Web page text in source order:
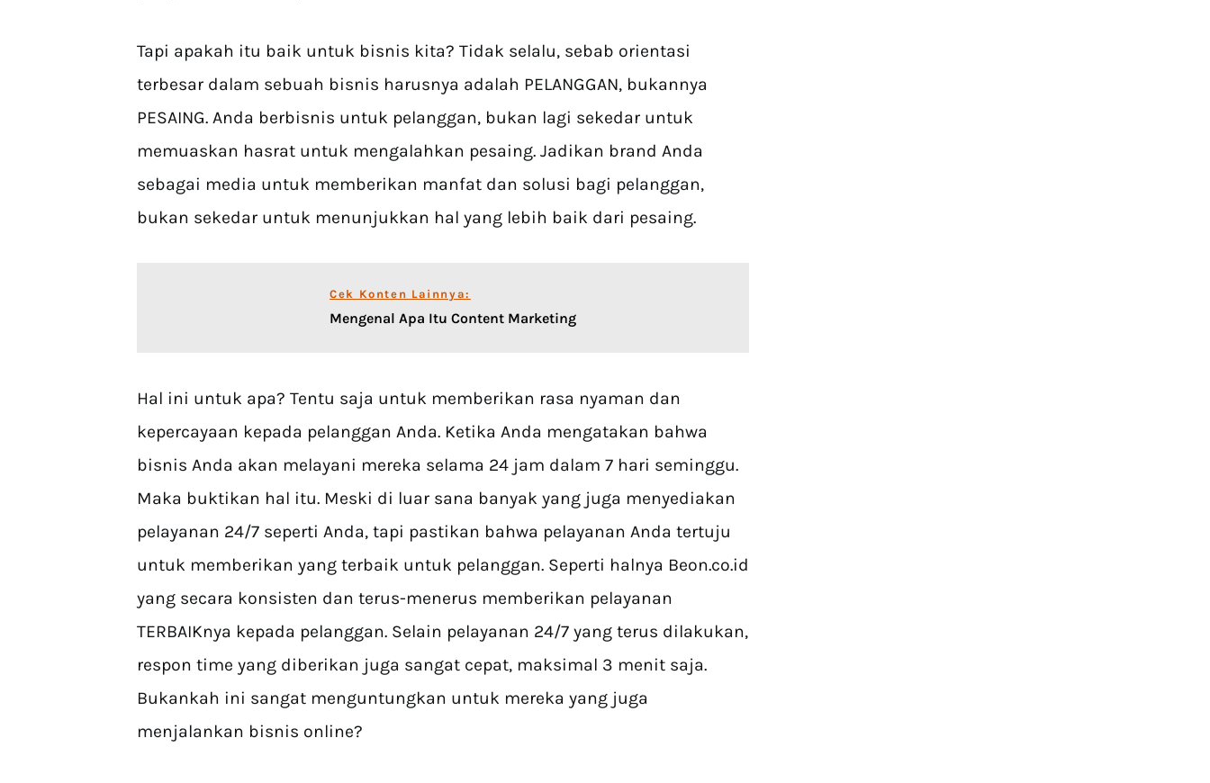
Tapi apakah itu baik untuk bisnis kita? Tidak selalu, sebab orientasi
terbesar dalam sebuah bisnis harusnya adalah PELANGGAN, bukannya
PESAING. Anda berbisnis untuk pelanggan, bukan lagi sekedar untuk
memuaskan hasrat untuk mengalahkan pesaing. Jadikan brand Anda
sebagai media untuk memberikan manfat dan solusi bagi pelanggan,
bukan sekedar untuk menunjukkan hal yang lebih baik dari pesaing.
Cek Konten Lainnya:
Mengenal Apa Itu Content Marketing
Hal ini untuk apa? Tentu saja untuk memberikan rasa nyaman dan
kepercayaan kepada pelanggan Anda. Ketika Anda mengatakan bahwa
bisnis Anda akan melayani mereka selama 24 jam dalam 7 hari seminggu.
Maka buktikan hal itu. Meski di luar sana banyak yang juga menyediakan
pelayanan 24/7 seperti Anda, tapi pastikan bahwa pelayanan Anda tertuju
untuk memberikan yang terbaik untuk pelanggan. Seperti halnya Beon.co.id
yang secara konsisten dan terus-menerus memberikan pelayanan
TERBAIKnya kepada pelanggan. Selain pelayanan 24/7 yang terus dilakukan,
respon time yang diberikan juga sangat cepat, maksimal 3 menit saja.
Bukankah ini sangat menguntungkan untuk mereka yang juga
menjalankan bisnis online?